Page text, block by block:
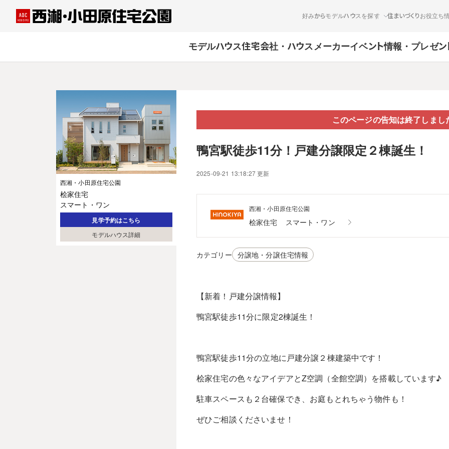
好みからモデルハウスを探す 住まいづくりお役立ち
モデルハウス住宅会社・ハウスメーカーイベント情報・プレゼン
西湘・小田原住宅公園
桧家住宅
スマート・ワン
見学予約はこちら
モデルハウス詳細
このページの告知は終了しまし
鴨宮駅徒歩11分！戸建分譲限定２棟誕生！
2025-09-21 13:18:27 更新
西湘・小田原住宅公園
桧家住宅 スマート・ワン
カテゴリー 分譲地・分譲住宅情報
【新着！戸建分譲情報】
鴨宮駅徒歩11分に限定2棟誕生！
鴨宮駅徒歩11分の立地に戸建分譲２棟建築中です！
桧家住宅の色々なアイデアとZ空調（全館空調）を搭載しています♪
駐車スペースも２台確保でき、お庭もとれちゃう物件も！
ぜひご相談くださいませ！